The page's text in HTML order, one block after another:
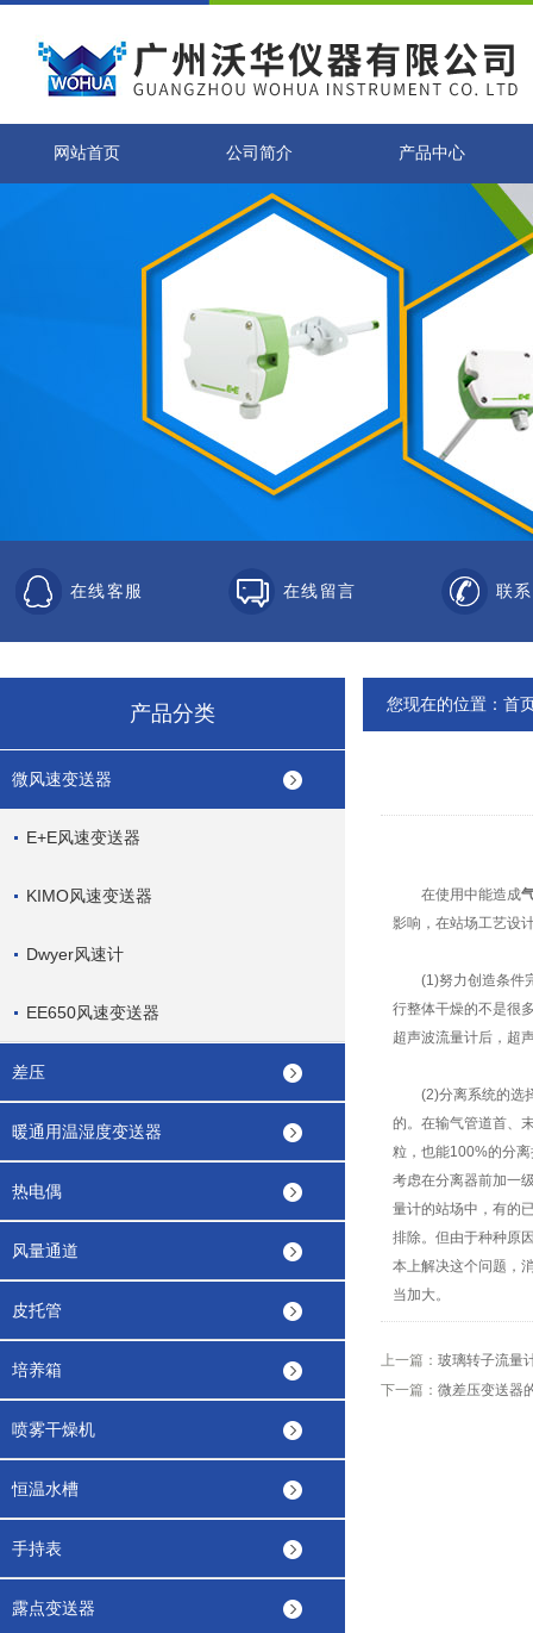
网站首页 公司简介 产品中心
在线客服 在线留言 联
产品分类
微风速变送器
E+E风速变送器
KIMO风速变送器
Dwyer风速计
EE650风速变送器
差压
暖通用温湿度变送器
热电偶
风量通道
皮托管
培养箱
喷雾干燥机
恒温水槽
手持表
露点变送器
您现在的位置： 首
在使用中能造成
影响，在站场工艺设
(1)努力创造条件完
行整体干燥的不是很
超声波流量计后，超
(2)分离系统的选择
的。在输气管道首、
粒，也能100%的分
考虑在分离器前加一
量计的站场中，有的
排除。但由于种种原
本上解决这个问题，
当加大。
上一篇： 玻璃转子流量
下一篇： 微差压变送器